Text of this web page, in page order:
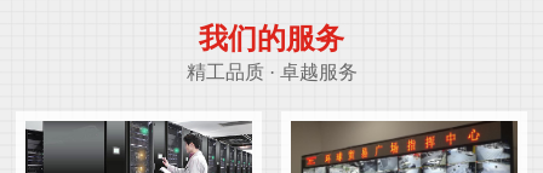
我们的服务
精工品质 · 卓越服务